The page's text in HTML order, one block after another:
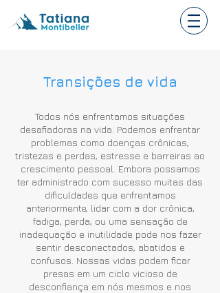
Transições de vida
Todos nós enfrentamos situações
desafiadoras na vida. Podemos enfrentar
problemas como doenças crônicas,
tristezas e perdas, estresse e barreiras ao
crescimento pessoal. Embora possamos
ter administrado com sucesso muitas das
dificuldades que enfrentamos
anteriormente, lidar com a dor crônica,
fadiga, perda, ou uma sensação de
inadequação e inutilidade pode nos fazer
sentir desconectados, abatidos e
confusos. Nossas vidas podem ficar
presas em um ciclo vicioso de
desconfiança em nós mesmos e nos